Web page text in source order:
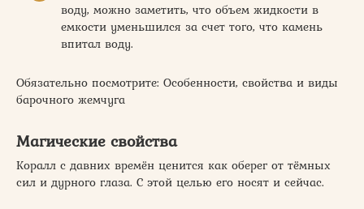
воду, можно заметить, что объем жидкости в
емкости уменьшился за счет того, что камень
впитал воду.
Обязательно посмотрите: Особенности, свойства и виды
барочного жемчуга
Магические свойства
Коралл с давних времён ценится как оберег от тёмных
сил и дурного глаза. С этой целью его носят и сейчас.